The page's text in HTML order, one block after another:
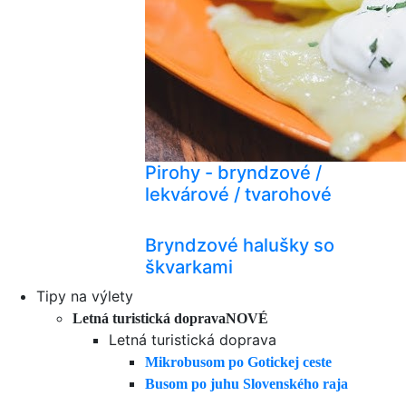
Pirohy - bryndzové /
lekvárové / tvarohové
Bryndzové halušky so
škvarkami
Tipy na výlety
Letná turistická dopravaNOVÉ
Letná turistická doprava
Mikrobusom po Gotickej ceste
Busom po juhu Slovenského raja